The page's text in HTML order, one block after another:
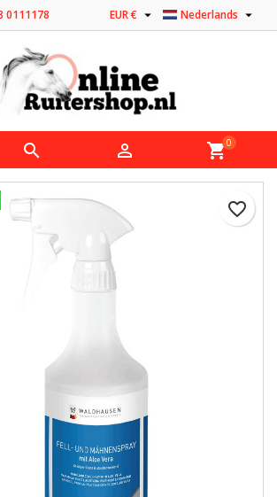
0111178 Nederlands 
EUR € 
  shopping_cart0
favorite_border